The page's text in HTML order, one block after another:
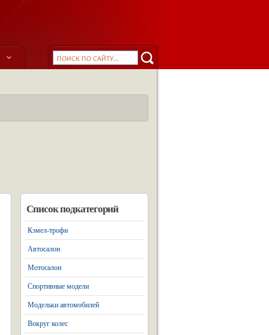
Список подкатегорий
Кэмел-трофи
Автосалон
Мотосалон
Спортивные модели
Модельки автомобилей
Вокруг колес